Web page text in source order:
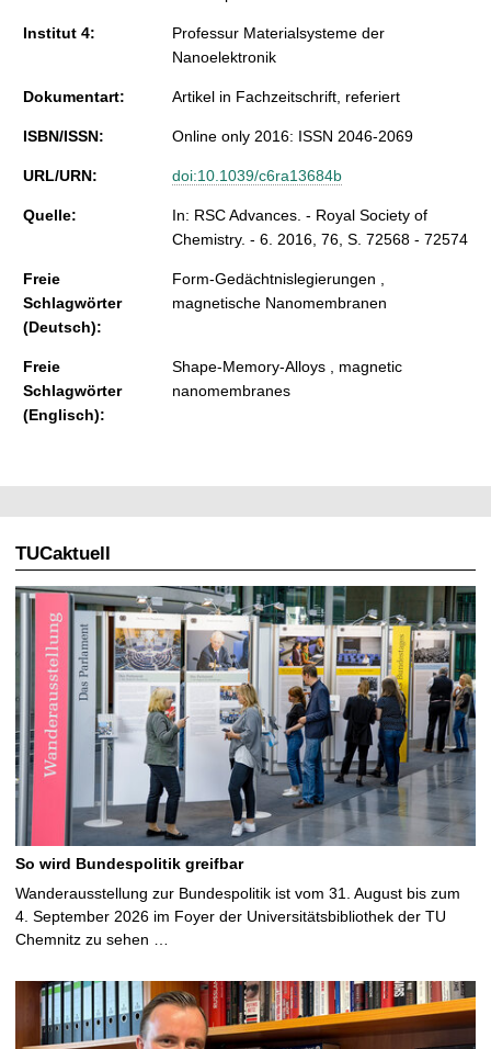
Institut 4:
Professur Materialsysteme der
Nanoelektronik
Dokumentart: Artikel in Fachzeitschrift, referiert
ISBN/ISSN: Online only 2016: ISSN 2046-2069
URL/URN: doi:10.1039/c6ra13684b
Quelle:
In: RSC Advances. - Royal Society of
Chemistry. - 6. 2016, 76, S. 72568 - 72574
Freie
Schlagwörter
(Deutsch):
Form-Gedächtnislegierungen ,
magnetische Nanomembranen
Freie
Schlagwörter
(Englisch):
Shape-Memory-Alloys , magnetic
nanomembranes
TUCaktuell
So wird Bundespolitik greifbar
Wanderausstellung zur Bundespolitik ist vom 31. August bis zum
4. September 2026 im Foyer der Universitätsbibliothek der TU
Chemnitz zu sehen …